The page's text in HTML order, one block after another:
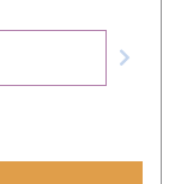
Next